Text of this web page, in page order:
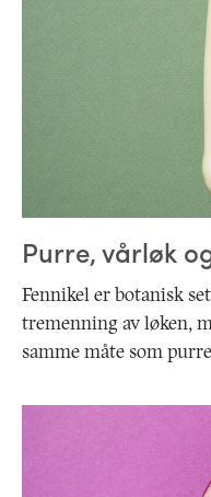
Purre, vårløk
Fennikel er botanisk
tremenning av løken,
samme måte som